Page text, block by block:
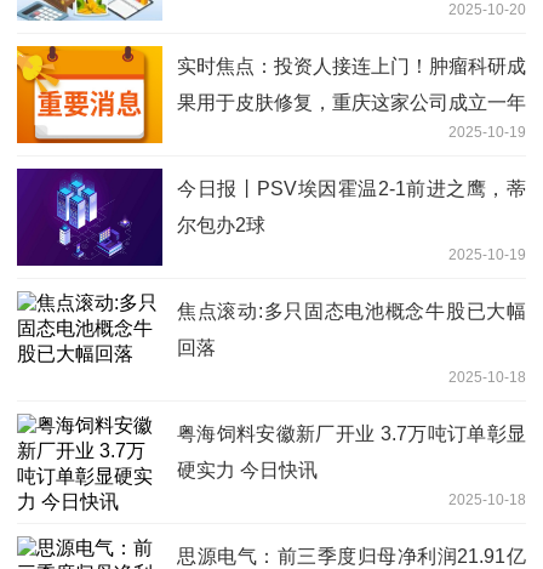
2025-10-20
实时焦点：投资人接连上门！肿瘤科研成
果用于皮肤修复，重庆这家公司成立一年
2025-10-19
今日报丨PSV埃因霍温2-1前进之鹰，蒂
尔包办2球
2025-10-19
焦点滚动:多只固态电池概念牛股已大幅
回落
2025-10-18
粤海饲料安徽新厂开业 3.7万吨订单彰显
硬实力 今日快讯
2025-10-18
思源电气：前三季度归母净利润21.91亿